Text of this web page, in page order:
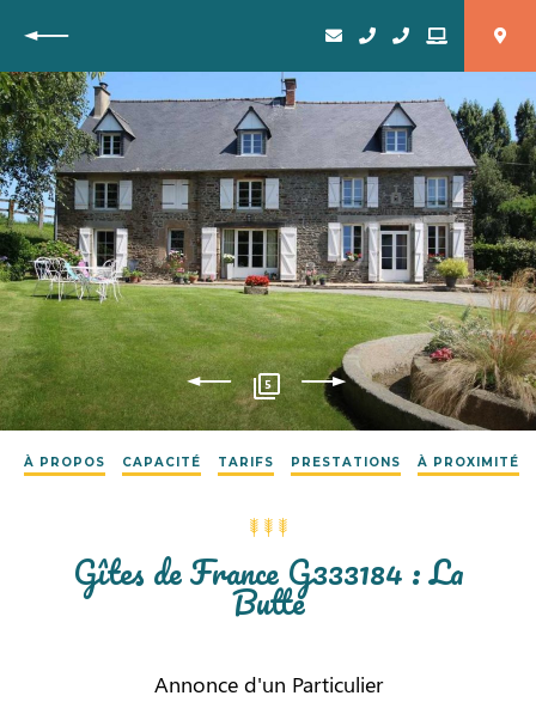
Retour
5
À PROPOS CAPACITÉ TARIFS PRESTATIONS À PROXIMITÉ
Gîtes de France G333184 : La
Butte
Annonce d'un Particulier